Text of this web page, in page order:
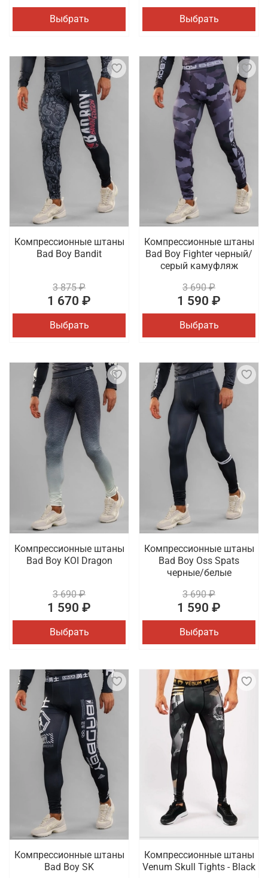
Выбрать Выбрать
Компрессионные штаны
Bad Boy Bandit
3 875 ₽
1 670 ₽
Выбрать
Компрессионные штаны
Bad Boy Fighter черный/
серый камуфляж
3 690 ₽
1 590 ₽
Выбрать
Компрессионные штаны
Bad Boy KOI Dragon
3 690 ₽
1 590 ₽
Выбрать
Компрессионные штаны
Bad Boy Oss Spats
черные/белые
3 690 ₽
1 590 ₽
Выбрать
Компрессионные штаны
Bad Boy SK
Компрессионные штаны
Venum Skull Tights - Black